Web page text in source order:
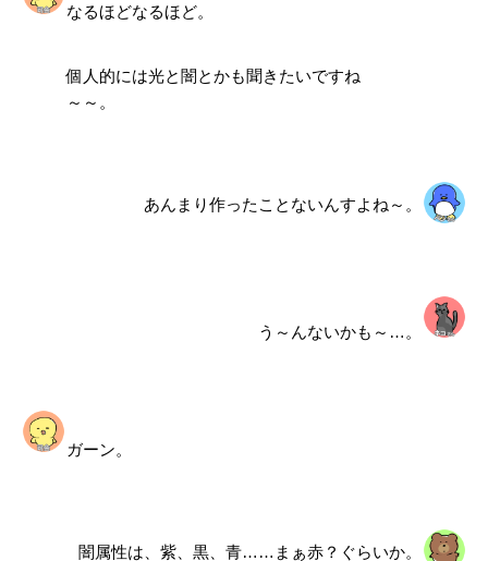
なるほどなるほど。
個人的には光と闇とかも聞きたいですね
～～。
あんまり作ったことないんすよね～。
う～んないかも～…。
ガーン。
闇属性は、紫、黒、青……まぁ赤？ぐらいか。